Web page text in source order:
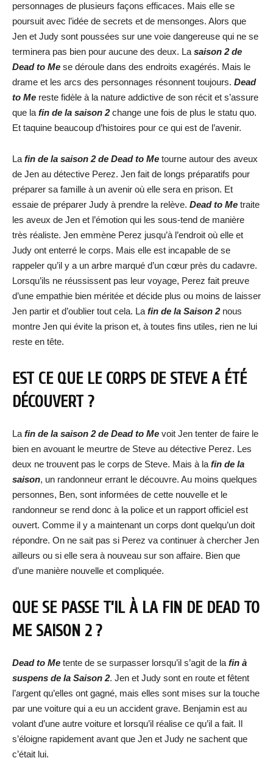
personnages de plusieurs façons efficaces. Mais elle se
poursuit avec l’idée de secrets et de mensonges. Alors que
Jen et Judy sont poussées sur une voie dangereuse qui ne se
terminera pas bien pour aucune des deux. La saison 2 de
Dead to Me se déroule dans des endroits exagérés. Mais le
drame et les arcs des personnages résonnent toujours. Dead
to Me reste fidèle à la nature addictive de son récit et s’assure
que la fin de la saison 2change une fois de plus le statu quo.
Et taquine beaucoup d’histoires pour ce qui est de l’avenir.
La fin de la saison 2 de Dead to Me tourne autour des aveux
de Jen au détective Perez. Jen fait de longs préparatifs pour
préparer sa famille à un avenir où elle sera en prison. Et
essaie de préparer Judy à prendre la relève. Dead to Me traite
les aveux de Jen et l’émotion qui les sous-tend de manière
très réaliste. Jen emmène Perez jusqu’à l’endroit où elle et
Judy ont enterré le corps. Mais elle est incapable de se
rappeler qu’il y a un arbre marqué d’un cœur près du cadavre.
Lorsqu’ils ne réussissent pas leur voyage, Perez fait preuve
d’une empathie bien méritée et décide plus ou moins de laisser
Jen partir et d’oublier tout cela. La fin de la Saison 2nous
montre Jen qui évite la prison et, à toutes fins utiles, rien ne lui
reste en tête.
EST CE QUE LE CORPS DE STEVE A ÉTÉ
DÉCOUVERT ?
La fin de la saison 2 de Dead to Me voit Jen tenter de faire le
bien en avouant le meurtre de Steve au détective Perez. Les
deux ne trouvent pas le corps de Steve. Mais à la fin de la
saison, un randonneur errant le découvre. Au moins quelques
personnes, Ben, sont informées de cette nouvelle et le
randonneur se rend donc à la police et un rapport officiel est
ouvert. Comme il y a maintenant un corps dont quelqu’un doit
répondre. On ne sait pas si Perez va continuer à chercher Jen
ailleurs ou si elle sera à nouveau sur son affaire. Bien que
d’une manière nouvelle et compliquée.
QUE SE PASSE T’IL À LA FIN DE DEAD TO
ME SAISON 2 ?
Dead to Me tente de se surpasser lorsqu’il s’agit de la fin à
suspens de la Saison 2. Jen et Judy sont en route et fêtent
l’argent qu’elles ont gagné, mais elles sont mises sur la touche
par une voiture qui a eu un accident grave. Benjamin est au
volant d’une autre voiture et lorsqu’il réalise ce qu’il a fait. Il
s’éloigne rapidement avant que Jen et Judy ne sachent que
c’était lui.